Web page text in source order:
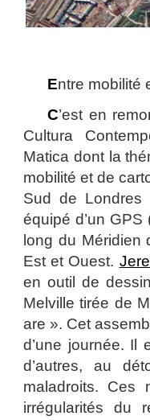
Entre mobilité
C’est en
Cultura
Matica dont la
mobilité et de
Sud de Londres
équipé d’un
long du Méridien
Est et Ouest.
en outil de
Melville tirée de
are ». Cet
d’une journée. Il
d’autres, au
maladroits. Ces
irrégularités du